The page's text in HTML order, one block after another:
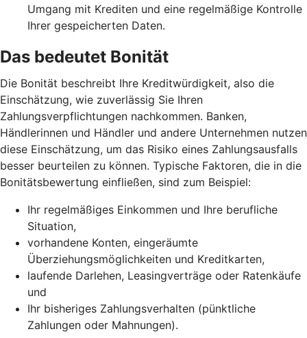
Umgang mit Krediten und eine regelmäßige Kontrolle
Ihrer gespeicherten Daten.
Das bedeutet Bonität
Die Bonität beschreibt Ihre Kreditwürdigkeit, also die
Einschätzung, wie zuverlässig Sie Ihren
Zahlungsverpflichtungen nachkommen. Banken,
Händlerinnen und Händler und andere Unternehmen nutzen
diese Einschätzung, um das Risiko eines Zahlungsausfalls
besser beurteilen zu können. Typische Faktoren, die in die
Bonitätsbewertung einfließen, sind zum Beispiel:
Ihr regelmäßiges Einkommen und Ihre berufliche
Situation,
vorhandene Konten, eingeräumte
Überziehungsmöglichkeiten und Kreditkarten,
laufende Darlehen, Leasingverträge oder Ratenkäufe
und
Ihr bisheriges Zahlungsverhalten (pünktliche
Zahlungen oder Mahnungen).